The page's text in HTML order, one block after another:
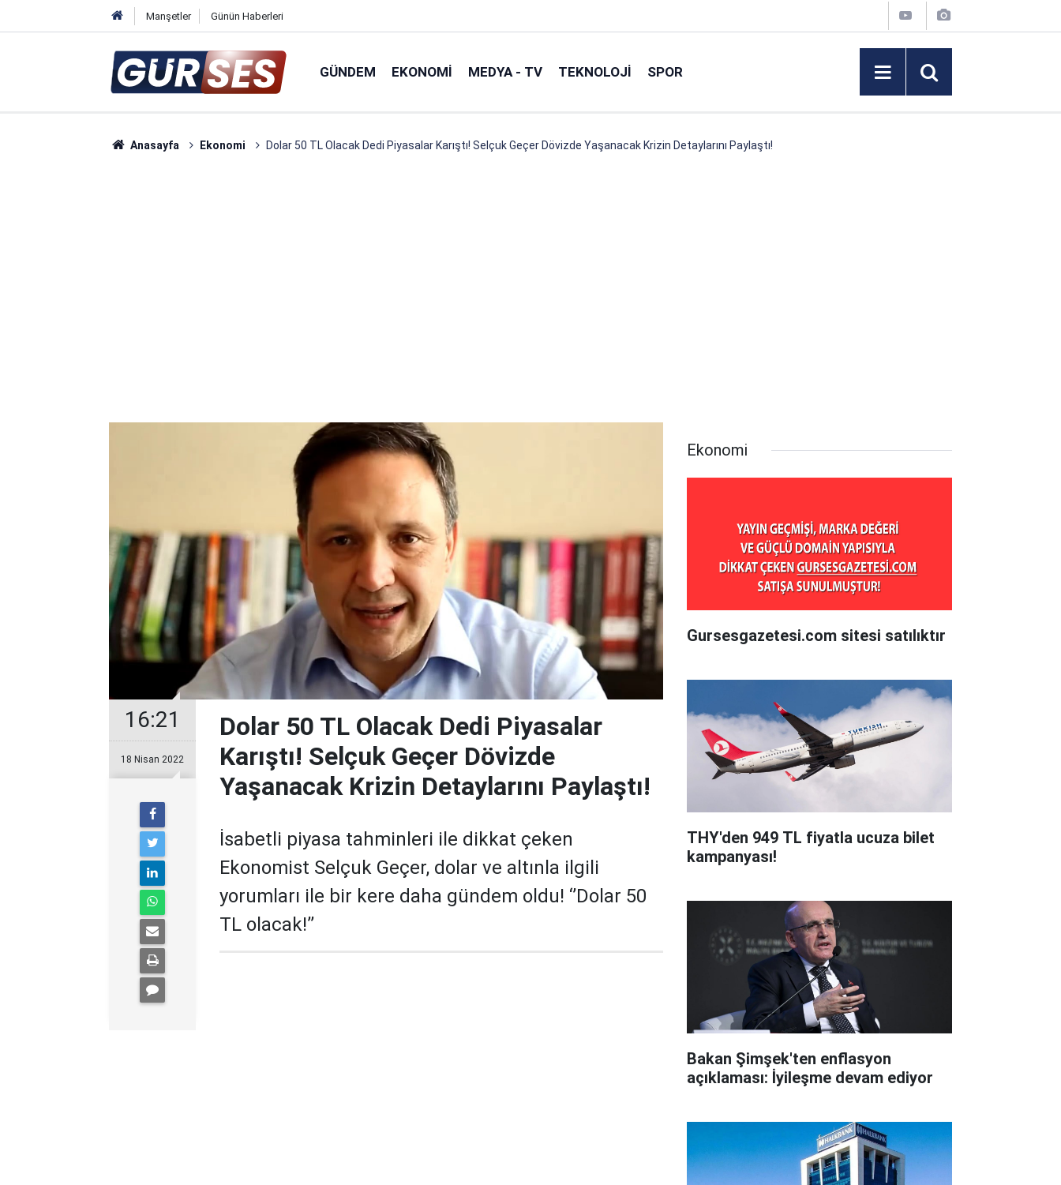
Manşetler Günün Haberleri
GÜNDEM EKONOMI MEDYA - TV TEKNOLOJI SPOR
Anasayfa Ekonomi Dolar 50 TL Olacak Dedi Piyasalar Karıştı! Selçuk Geçer Dövizde Yaşanacak Krizin Detaylarını Paylaştı!
16:21
18 Nisan 2022
Dolar 50 TL Olacak Dedi Piyasalar
Karıştı! Selçuk Geçer Dövizde
Yaşanacak Krizin Detaylarını Paylaştı!
İsabetli piyasa tahminleri ile dikkat çeken
Ekonomist Selçuk Geçer, dolar ve altınla ilgili
yorumları ile bir kere daha gündem oldu! ‘’Dolar 50
TL olacak!’’
Ekonomi
Gursesgazetesi.com sitesi satılıktır
THY'den 949 TL fiyatla ucuza bilet
kampanyası!
Bakan Şimşek'ten enflasyon
açıklaması: İyileşme devam ediyor